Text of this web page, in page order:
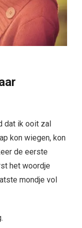
dat ik ooit zal
kon wiegen, kon
de eerste
het woordje
mondje vol